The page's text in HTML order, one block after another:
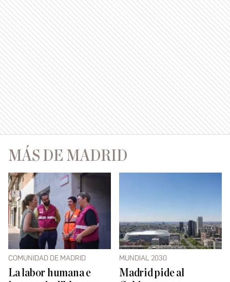
MÁS DE MADRID
COMUNIDAD DE MADRID
La labor humana e
MUNDIAL 2030
Madrid pide al